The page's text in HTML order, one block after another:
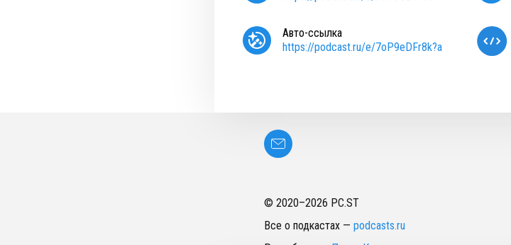
Авто-ссылка
https://podcast.ru/e/7oP9eDFr8k?a
© 2020–2026 PC.ST
Все о подкастах — podcasts.ru